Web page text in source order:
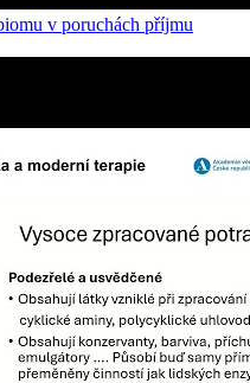
v poruchách příjmu